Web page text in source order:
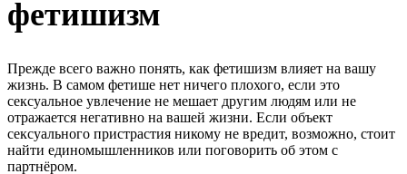
фетишизм
Прежде всего важно понять, как фетишизм влияет на вашу
жизнь. В самом фетише нет ничего плохого, если это
сексуальное увлечение не мешает другим людям или не
отражается негативно на вашей жизни. Если объект
сексуального пристрастия никому не вредит, возможно, стоит
найти единомышленников или поговорить об этом с
партнёром.